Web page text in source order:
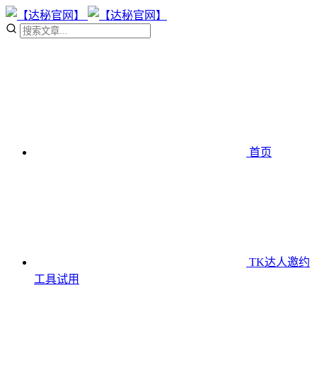
首页
TK达人邀约
工具试用